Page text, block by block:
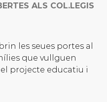
ALS COL.LEGIS
les seues portes al
que vullguen
projecte educatiu i